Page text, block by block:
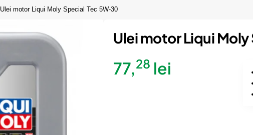
Ulei motor Liqui Moly Special Tec 5W-30
Ulei motor Liqui
77,28 lei